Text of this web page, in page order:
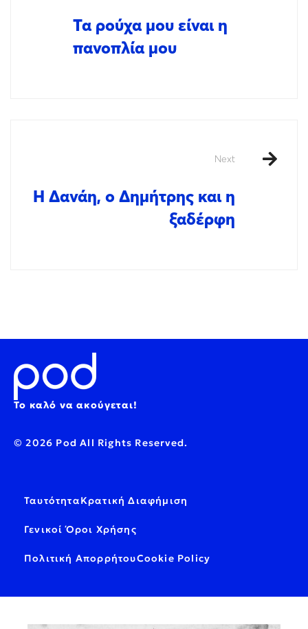
Τα ρούχα μου είναι η
πανοπλία μου
Next
Η Δανάη, ο Δημήτρης και η
ξαδέρφη
Το καλό να ακούγεται!
© 2026 Pod All Rights Reserved.
ΤαυτότηταΚρατική Διαφήμιση
Γενικοί Όροι Χρήσης
Πολιτική ΑπορρήτουCookie Policy